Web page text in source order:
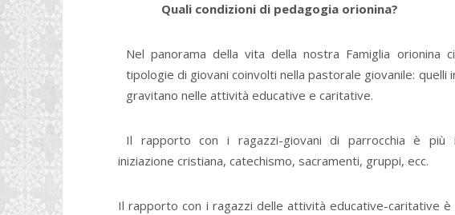
Quali condizioni di pedagogia orionina?
Nel panorama della vita della nostra Famiglia orionina
tipologie di giovani coinvolti nella pastorale giovanile: quelli
gravitano nelle attività educative e caritative.
Il rapporto con i ragazzi-giovani di parrocchia è più
iniziazione cristiana, catechismo, sacramenti, gruppi, ecc.
Il rapporto con i ragazzi delle attività educative-caritative è